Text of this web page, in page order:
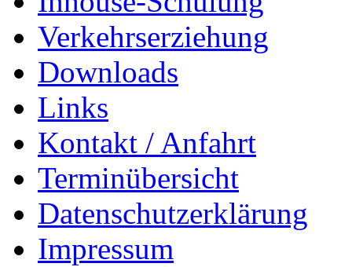
Verkehrserziehung
Downloads
Links
Kontakt / Anfahrt
Terminübersicht
Datenschutzerklärung
Impressum